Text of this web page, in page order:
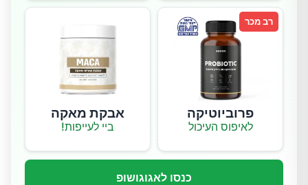
רב מכר
פרוביוטיקה
לאיפוס העיכול
אבקת מאקה
ביי לעייפות!
כנסו לאגוגושופ